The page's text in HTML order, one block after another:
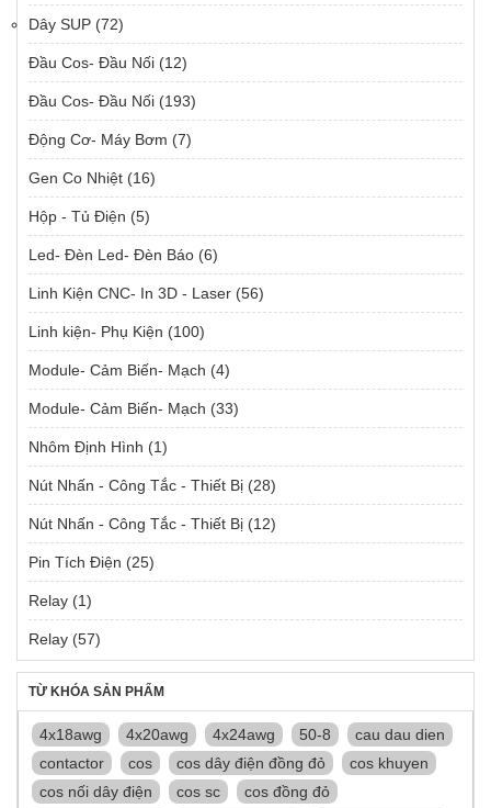
Dây SUP (72)
Đầu Cos- Đầu Nối (12)
Đầu Cos- Đầu Nối (193)
Động Cơ- Máy Bơm (7)
Gen Co Nhiệt (16)
Hộp - Tủ Điện (5)
Led- Đèn Led- Đèn Báo (6)
Linh Kiện CNC- In 3D - Laser (56)
Linh kiện- Phụ Kiện (100)
Module- Cảm Biến- Mạch (4)
Module- Cảm Biến- Mạch (33)
Nhôm Định Hình (1)
Nút Nhấn - Công Tắc - Thiết Bị (28)
Nút Nhấn - Công Tắc - Thiết Bị (12)
Pin Tích Điện (25)
Relay (1)
Relay (57)
TỪ KHÓA SẢN PHẨM
4x18awg 4x20awg 4x24awg 50-8
cau dau dien
contactor
cos cos dây điện đồng đỏ
cos khuyen
cos nối dây điện
cos sc
cos đồng đỏ